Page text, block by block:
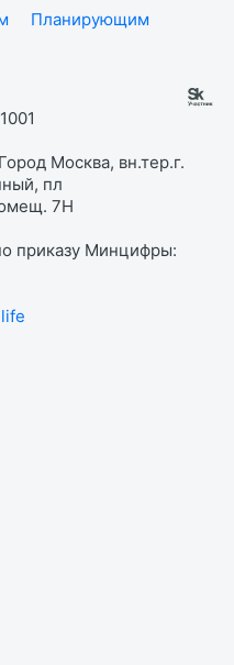
Планирующим
Москва, вн.тер.г.
пл
7Н
приказу Минцифры: